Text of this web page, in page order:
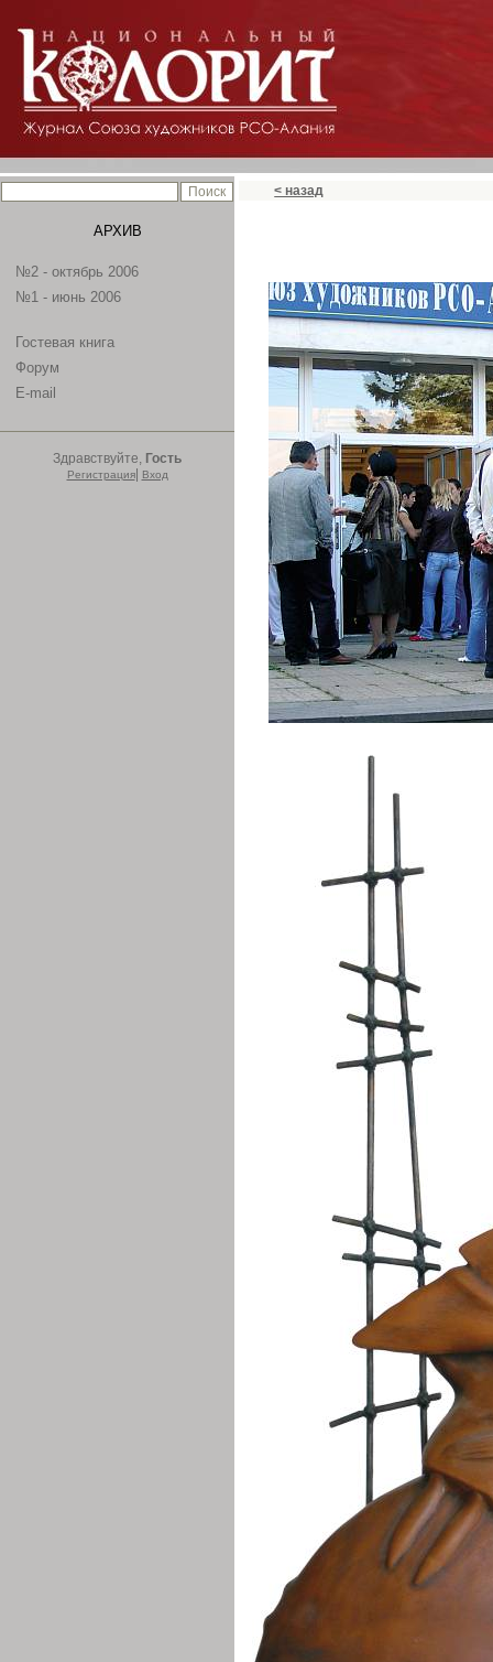
АРХИВ
№2 - октябрь 2006
№1 - июнь 2006
Гостевая книга
Форум
E-mail
Здравствуйте, Гость
Регистрация| Вход
< назад